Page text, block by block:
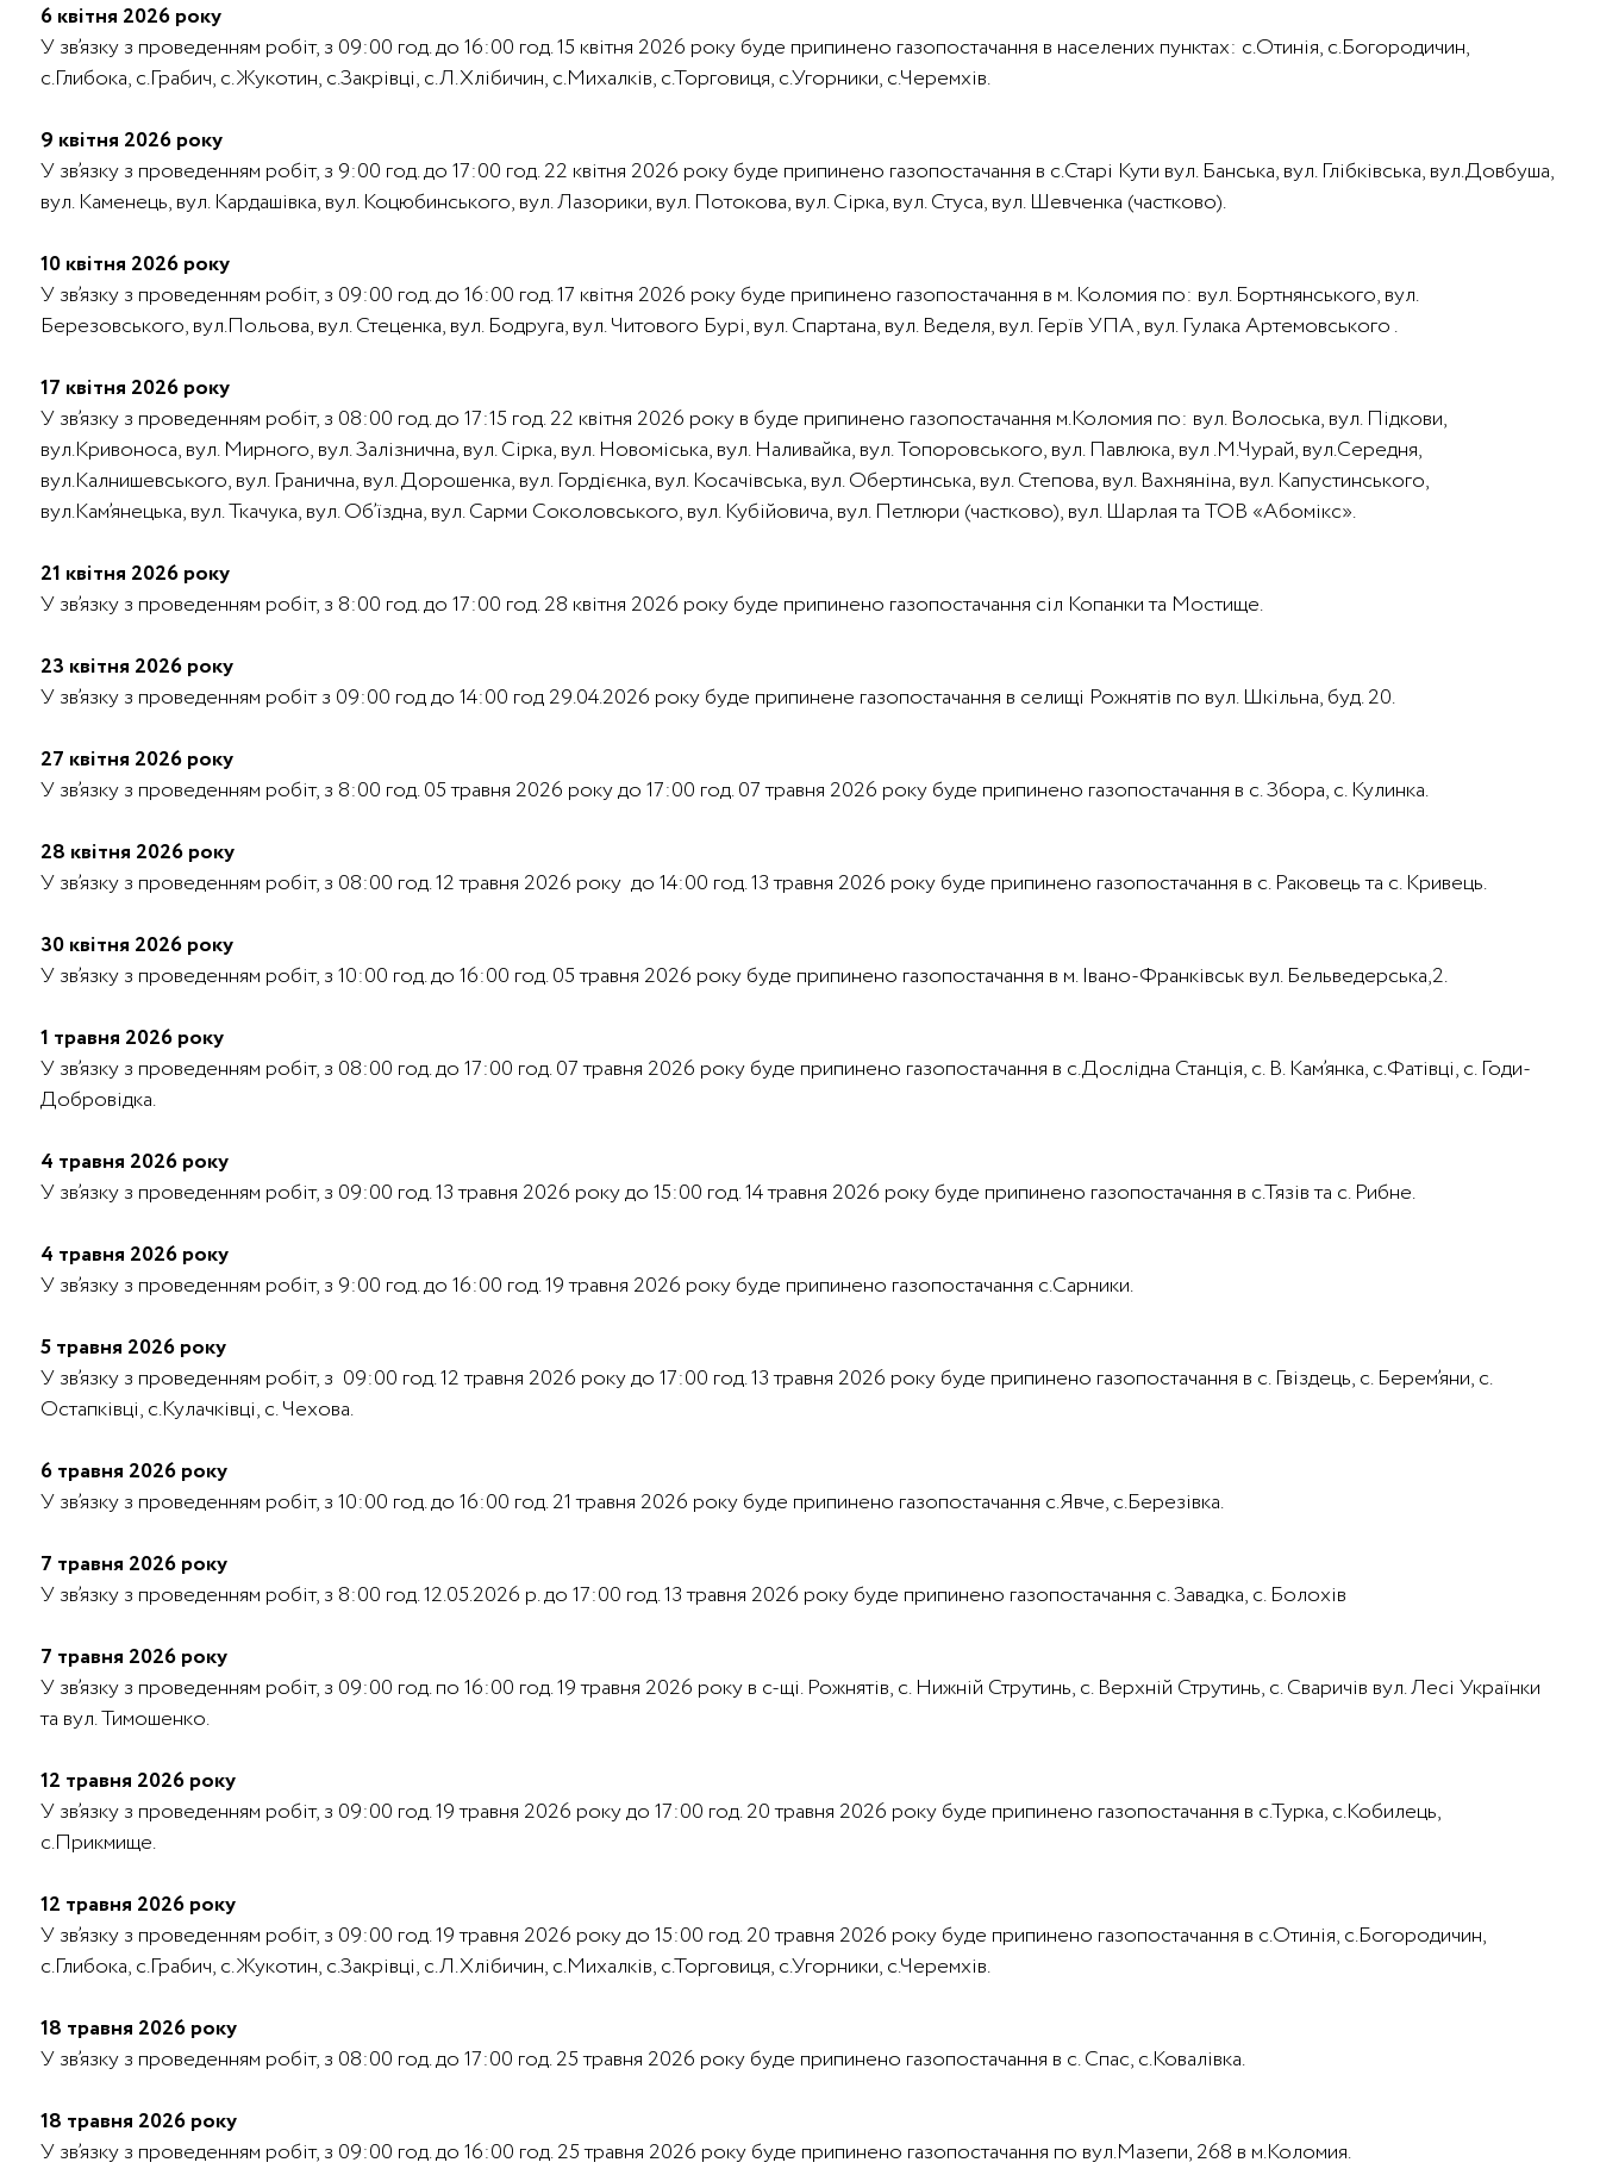
6 квітня 2026 року
У зв’язку з проведенням робіт, з 09:00 год. до 16:00 год. 15 квітня 2026 року буде припинено газопостачання в населених пунктах: с.Отинія, с.Богородичин,
с.Глибока, с.Грабич, с.Жукотин, с.Закрівці, с.Л.Хлібичин, с.Михалків, с.Торговиця, с.Угорники, с.Черемхів.
9 квітня 2026 року
У зв’язку з проведенням робіт, з 9:00 год. до 17:00 год. 22 квітня 2026 року буде припинено газопостачання в с.Старі Кути вул. Банська, вул. Глібківська, вул.Довбуша,
вул. Каменець, вул. Кардашівка, вул. Коцюбинського, вул. Лазорики, вул. Потокова, вул. Сірка, вул. Стуса, вул. Шевченка (частково).
10 квітня 2026 року
У зв’язку з проведенням робіт, з 09:00 год. до 16:00 год. 17 квітня 2026 року буде припинено газопостачання в м. Коломия по: вул. Бортнянського, вул.
Березовського, вул.Польова, вул. Стеценка, вул. Бодруга, вул. Читового Бурі, вул. Спартана, вул. Веделя, вул. Герїв УПА, вул. Гулака Артемовського .
17 квітня 2026 року
У зв’язку з проведенням робіт, з 08:00 год. до 17:15 год. 22 квітня 2026 року в буде припинено газопостачання м.Коломия по: вул. Волоська, вул. Підкови,
вул.Кривоноса, вул. Мирного, вул. Залізнична, вул. Сірка, вул. Новоміська, вул. Наливайка, вул. Топоровського, вул. Павлюка, вул .М.Чурай, вул.Середня,
вул.Калнишевського, вул. Гранична, вул. Дорошенка, вул. Гордієнка, вул. Косачівська, вул. Обертинська, вул. Степова, вул. Вахняніна, вул. Капустинського,
вул.Кам’янецька, вул. Ткачука, вул. Об’їздна, вул. Сарми Соколовського, вул. Кубійовича, вул. Петлюри (частково), вул. Шарлая та ТОВ «Абомікс».
21 квітня 2026 року
У зв’язку з проведенням робіт, з 8:00 год. до 17:00 год. 28 квітня 2026 року буде припинено газопостачання сіл Копанки та Мостище.
23 квітня 2026 року
У зв’язку з проведенням робіт з 09:00 год до 14:00 год 29.04.2026 року буде припинене газопостачання в селищі Рожнятів по вул. Шкільна, буд. 20.
27 квітня 2026 року
У зв’язку з проведенням робіт, з 8:00 год. 05 травня 2026 року до 17:00 год. 07 травня 2026 року буде припинено газопостачання в с. Збора, с. Кулинка.
28 квітня 2026 року
У зв’язку з проведенням робіт, з 08:00 год. 12 травня 2026 року до 14:00 год. 13 травня 2026 року буде припинено газопостачання в с. Раковець та с. Кривець.
30 квітня 2026 року
У зв’язку з проведенням робіт, з 10:00 год. до 16:00 год. 05 травня 2026 року буде припинено газопостачання в м. Івано-Франківськ вул. Бельведерська,2.
1 травня 2026 року
У зв’язку з проведенням робіт, з 08:00 год. до 17:00 год. 07 травня 2026 року буде припинено газопостачання в с.Дослідна Станція, с. В. Кам’янка, с.Фатівці, с. Годи-
Добровідка.
4 травня 2026 року
У зв’язку з проведенням робіт, з 09:00 год. 13 травня 2026 року до 15:00 год. 14 травня 2026 року буде припинено газопостачання в с.Тязів та с. Рибне.
4 травня 2026 року
У зв’язку з проведенням робіт, з 9:00 год. до 16:00 год. 19 травня 2026 року буде припинено газопостачання с.Сарники.
5 травня 2026 року
У зв’язку з проведенням робіт, з 09:00 год. 12 травня 2026 року до 17:00 год. 13 травня 2026 року буде припинено газопостачання в с. Гвіздець, с. Берем’яни, с.
Остапківці, с.Кулачківці, с. Чехова.
6 травня 2026 року
У зв’язку з проведенням робіт, з 10:00 год. до 16:00 год. 21 травня 2026 року буде припинено газопостачання с.Явче, с.Березівка.
7 травня 2026 року
У зв’язку з проведенням робіт, з 8:00 год. 12.05.2026 р. до 17:00 год. 13 травня 2026 року буде припинено газопостачання с. Завадка, с. Болохів
7 травня 2026 року
У зв’язку з проведенням робіт, з 09:00 год. по 16:00 год. 19 травня 2026 року в с-щі. Рожнятів, с. Нижній Струтинь, с. Верхній Струтинь, с. Сваричів вул. Лесі Українки
та вул. Тимошенко.
12 травня 2026 року
У зв’язку з проведенням робіт, з 09:00 год. 19 травня 2026 року до 17:00 год. 20 травня 2026 року буде припинено газопостачання в с.Турка, с.Кобилець,
с.Прикмище.
12 травня 2026 року
У зв’язку з проведенням робіт, з 09:00 год. 19 травня 2026 року до 15:00 год. 20 травня 2026 року буде припинено газопостачання в с.Отинія, с.Богородичин,
с.Глибока, с.Грабич, с.Жукотин, с.Закрівці, с.Л.Хлібичин, с.Михалків, с.Торговиця, с.Угорники, с.Черемхів.
18 травня 2026 року
У зв’язку з проведенням робіт, з 08:00 год. до 17:00 год. 25 травня 2026 року буде припинено газопостачання в с. Спас, с.Ковалівка.
18 травня 2026 року
У зв’язку з проведенням робіт, з 09:00 год. до 16:00 год. 25 травня 2026 року буде припинено газопостачання по вул.Мазепи, 268 в м.Коломия.